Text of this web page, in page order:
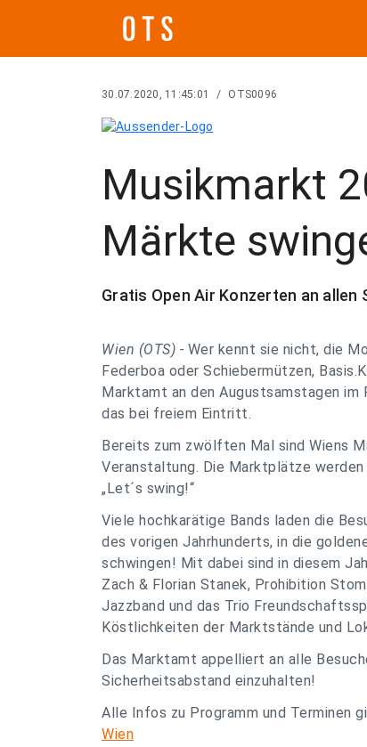
30.07.2020, 11:45:01 / OTS0096
Musikmarkt
Märkte
Gratis Open Air Konzerten an allen
Wien (OTS) - Wer kennt sie nicht, die
Federboa oder Schiebermützen,
Marktamt an den Augustsamstagen im
das bei freiem Eintritt.
Bereits zum zwölften Mal sind Wiens
Veranstaltung. Die Marktplätze werden
„Let´s swing!“
Viele hochkarätige Bands laden die
des vorigen Jahrhunderts, in die
schwingen! Mit dabei sind in diesem
Zach & Florian Stanek, Prohibition
Jazzband und das Trio
Köstlichkeiten der Marktstände und
Das Marktamt appelliert an alle
Sicherheitsabstand einzuhalten!
Alle Infos zu Programm und Terminen
Wien